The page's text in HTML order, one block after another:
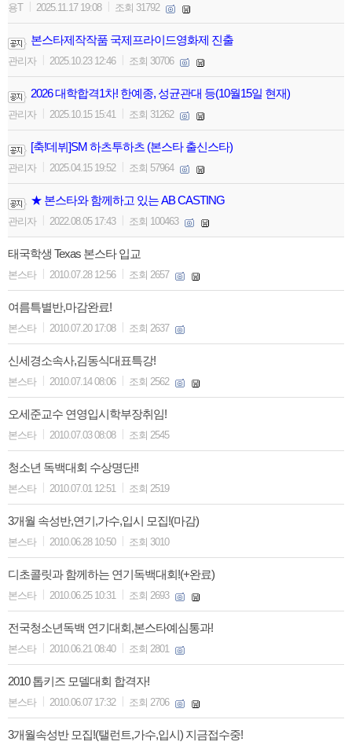
용T 2025.11.17 19:08 조회 31792
본스타제작작품 국제프라이드영화제 진출
관리자 2025.10.23 12:46 조회 30706
2026 대학합격1차! 한예종, 성균관대 등(10월15일 현재)
관리자 2025.10.15 15:41 조회 31262
[축!데뷔]SM 하츠투하츠 (본스타 출신스타)
관리자 2025.04.15 19:52 조회 57964
★ 본스타와 함께하고 있는 AB CASTING
관리자 2022.08.05 17:43 조회 100463
태국학생 Texas 본스타 입교
본스타 2010.07.28 12:56 조회 2657
여름특별반,마감완료!
본스타 2010.07.20 17:08 조회 2637
신세경소속사,김동식대표특강!
본스타 2010.07.14 08:06 조회 2562
오세준교수 연영입시학부장취임!
본스타 2010.07.03 08:08 조회 2545
청소년 독백대회 수상명단!!
본스타 2010.07.01 12:51 조회 2519
3개월 속성반,연기,가수,입시 모집!(마감)
본스타 2010.06.28 10:50 조회 3010
디초콜릿과 함께하는 연기독백대회!(+완료)
본스타 2010.06.25 10:31 조회 2693
전국청소년독백 연기대회,본스타예심통과!
본스타 2010.06.21 08:40 조회 2801
2010 톱키즈 모델대회 합격자!
본스타 2010.06.07 17:32 조회 2706
3개월속성반 모집!(탤런트,가수,입시) 지금접수중!